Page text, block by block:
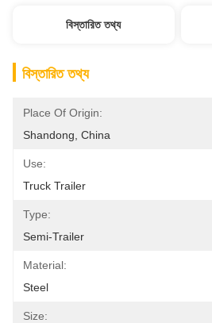
বিস্তারিত তথ্য
বিস্তারিত তথ্য
Place Of Origin:
Shandong, China
Use:
Truck Trailer
Type:
Semi-Trailer
Material:
Steel
Size: